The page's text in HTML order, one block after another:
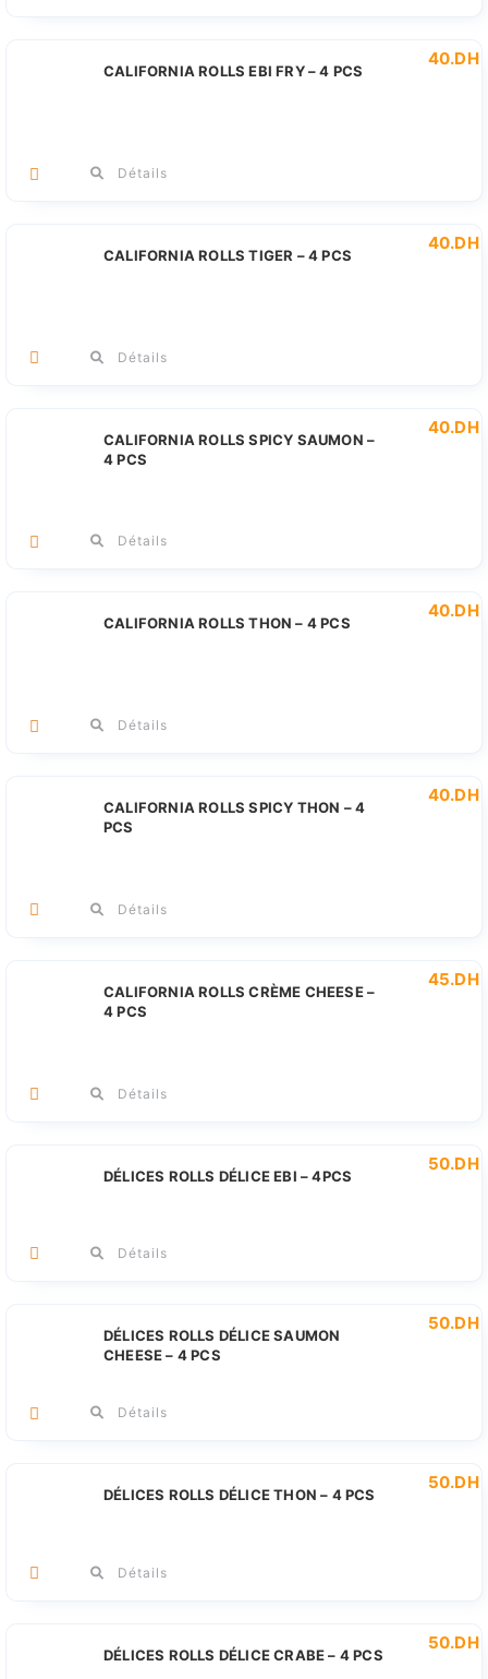
CALIFORNIA ROLLS EBI FRY – 4 PCS
40.DH
Détails
CALIFORNIA ROLLS TIGER – 4 PCS
40.DH
Détails
CALIFORNIA ROLLS SPICY SAUMON –
4 PCS
40.DH
Détails
CALIFORNIA ROLLS THON – 4 PCS
40.DH
Détails
CALIFORNIA ROLLS SPICY THON – 4
PCS
40.DH
Détails
CALIFORNIA ROLLS CRÈME CHEESE –
4 PCS
45.DH
Détails
DÉLICES ROLLS DÉLICE EBI – 4PCS
50.DH
Détails
DÉLICES ROLLS DÉLICE SAUMON
CHEESE – 4 PCS
50.DH
Détails
DÉLICES ROLLS DÉLICE THON – 4 PCS
50.DH
Détails
DÉLICES ROLLS DÉLICE CRABE – 4 PCS
50.DH